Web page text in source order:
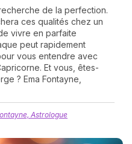
de la perfection.
ces qualités chez un
vivre en parfaite
peut rapidement
vous entendre avec
Et vous, êtes-
? Ema Fontayne,
Astrologue